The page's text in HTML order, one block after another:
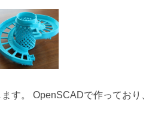
す。 OpenSCADで作ってお